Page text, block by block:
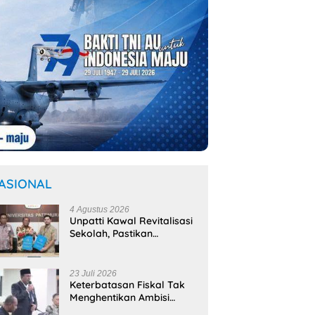
4 Agustus 2026
Unpatti Kawal Revitalisasi
Sekolah, Pastikan
Sasaran
23 Juli 2026
Keterbatasan Fiskal Tak
Menghentikan Ambisi